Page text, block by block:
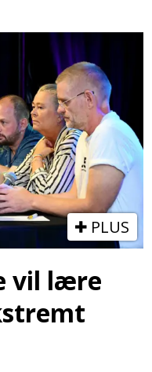
PLUS
vil lære